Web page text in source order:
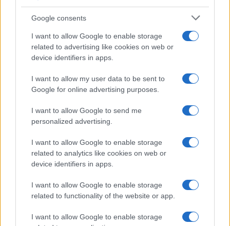
Google consents
I want to allow Google to enable storage
related to advertising like cookies on web or
device identifiers in apps.
I want to allow my user data to be sent to
Google for online advertising purposes.
I want to allow Google to send me
personalized advertising.
I want to allow Google to enable storage
related to analytics like cookies on web or
device identifiers in apps.
I want to allow Google to enable storage
related to functionality of the website or app.
I want to allow Google to enable storage
cita all’intervista delTirreno. Inserire direttamente
l’articolo originale costava davvero troppa fatica.
Anche per l’auto-eletto giornalista “più potente dei
social”.
#ANDREA SCANZI
#REDDITO DI CITTADINANZA
#VACCINI
Leggi i commenti
Vignetta del 07/08/2026